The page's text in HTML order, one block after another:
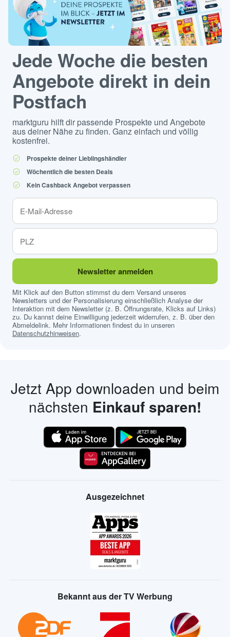
Jede Woche die besten
Angebote direkt in dein
Postfach
marktguru hilft dir passende Prospekte und Angebote
aus deiner Nähe zu finden. Ganz einfach und völlig
kostenfrei.
Prospekte deiner Lieblingshändler
Wöchentlich die besten Deals
Kein Cashback Angebot verpassen
Newsletter anmelden
Mit Klick auf den Button stimmst du dem Versand unseres
Newsletters und der Personalisierung einschließlich Analyse der
Interaktion mit dem Newsletter (z. B. Öffnungsrate, Klicks auf Links)
zu. Du kannst deine Einwilligung jederzeit widerrufen, z. B. über den
Abmeldelink. Mehr Informationen findest du in unseren
Datenschutzhinweisen.
Jetzt App downloaden und beim
nächsten Einkauf sparen!
Ausgezeichnet
Bekannt aus der TV Werbung